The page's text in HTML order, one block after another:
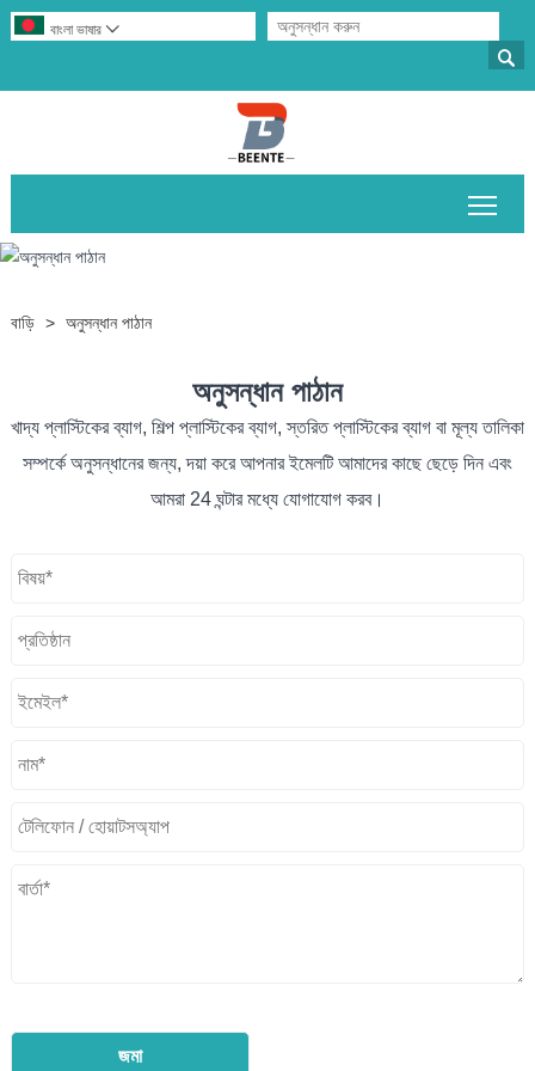

বাংলা ভাষার 
বাড়ি > অনুসন্ধান পাঠান
অনুসন্ধান পাঠান
খাদ্য প্লাস্টিকের ব্যাগ, শিল্প প্লাস্টিকের ব্যাগ, স্তরিত প্লাস্টিকের ব্যাগ বা মূল্য তালিকা
সম্পর্কে অনুসন্ধানের জন্য, দয়া করে আপনার ইমেলটি আমাদের কাছে ছেড়ে দিন এবং
আমরা 24 ঘন্টার মধ্যে যোগাযোগ করব।